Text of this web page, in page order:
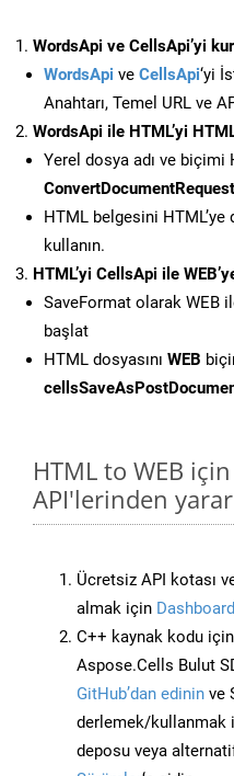
WordsApi ve CellsApi’yi
WordsApi ve CellsApi‘yi
Anahtarı, Temel URL ve
WordsApi ile HTML’yi
Yerel dosya adı ve biçimi
ConvertDocumentRequest
HTML belgesini
kullanın.
HTML’yi CellsApi ile
SaveFormat olarak WEB
başlat
HTML dosyasını WEB
HTML to WEB
API'lerinden
Ücretsiz API kotası
almak için Dashboard
C++ kaynak kodu
Aspose.Cells Bulut
GitHub’dan edinin ve
derlemek/kullanmak
deposu veya